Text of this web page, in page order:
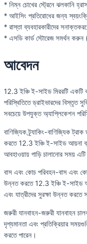
* নিম্ন চোখের স্ট্রেনে ঝলকানি
* আইসিং প্রতিরোধের জন্য
* রাস্তা ব্যবহারকারীদের
* এসডি কার্ড স্টোরেজ সমর্থন করুন
আবেদন
12.3 ইঞ্চি ই-সাইড মিররটি একটি
পরিস্থিতিতে ড্রাইভারদের বিস্তৃত
সবচেয়ে উপযুক্ত অ্যাপ্লিকেশন
বাণিজ্যিক ট্র্যাকিং-বাণিজ্যিক
করতে 12.3 ইঞ্চি ই-সাইড আয়না
আবহাওয়ায় গাড়ি চালানোর সময়
বাস এবং কোচ পরিবহন-বাস এবং
উন্নত করতে 12.3 ইঞ্চি ই-সাইড
এবং যাত্রীদের সুরক্ষা উন্নত করতে
জরুরী যানবাহন-জরুরী যানবাহন
দৃশ্যমানতা এবং প্রতিক্রিয়ার
করতে পারেন।